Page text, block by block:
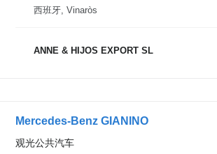
西班牙, Vinaròs
ANNE & HIJOS EXPORT SL
Mercedes-Benz GIANINO
观光公共汽车